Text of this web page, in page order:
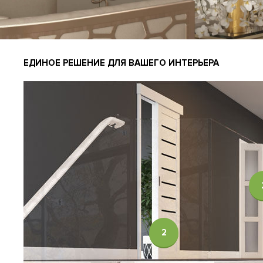
ЕДИНОЕ РЕШЕНИЕ ДЛЯ ВАШЕГО ИНТЕРЬЕРА
2